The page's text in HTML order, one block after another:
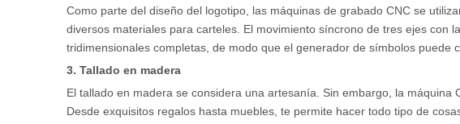
Como parte del diseño del logotipo, las máquinas de grabado CNC se
diversos materiales para carteles. El movimiento síncrono de tres ejes con
tridimensionales completas, de modo que el generador de símbolos puede
3. Tallado en madera
El tallado en madera se considera una artesanía. Sin embargo, la máquina
Desde exquisitos regalos hasta muebles, te permite hacer todo tipo de